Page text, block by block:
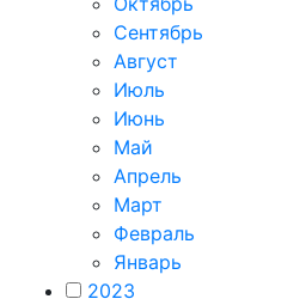
Сентябрь
Август
Июль
Июнь
Май
Апрель
Март
Февраль
Январь
2023